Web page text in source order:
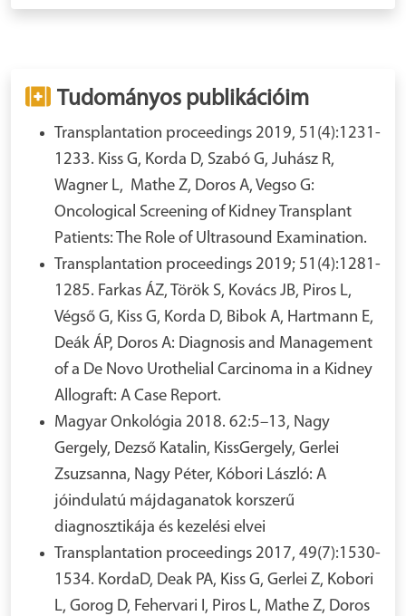
Tudományos publikációim
Transplantation proceedings 2019, 51(4):1231-
1233. Kiss G, Korda D, Szabó G, Juhász R,
Wagner L, Mathe Z, Doros A, Vegso G:
Oncological Screening of Kidney Transplant
Patients: The Role of Ultrasound Examination.
Transplantation proceedings 2019; 51(4):1281-
1285. Farkas ÁZ, Török S, Kovács JB, Piros L,
Végső G, Kiss G, Korda D, Bibok A, Hartmann E,
Deák ÁP, Doros A: Diagnosis and Management
of a De Novo Urothelial Carcinoma in a Kidney
Allograft: A Case Report.
Magyar Onkológia 2018. 62:5–13, Nagy
Gergely, Dezső Katalin, KissGergely, Gerlei
Zsuzsanna, Nagy Péter, Kóbori László: A
jóindulatú májdaganatok korszerű
diagnosztikája és kezelési elvei
Transplantation proceedings 2017, 49(7):1530-
1534. KordaD, Deak PA, Kiss G, Gerlei Z, Kobori
L, Gorog D, Fehervari I, Piros L, Mathe Z, Doros